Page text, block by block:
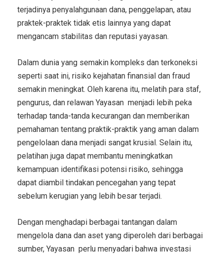
terjadinya penyalahgunaan dana, penggelapan, atau
praktek-praktek tidak etis lainnya yang dapat
mengancam stabilitas dan reputasi yayasan.
Dalam dunia yang semakin kompleks dan terkoneksi
seperti saat ini, risiko kejahatan finansial dan fraud
semakin meningkat. Oleh karena itu, melatih para staf,
pengurus, dan relawan Yayasan menjadi lebih peka
terhadap tanda-tanda kecurangan dan memberikan
pemahaman tentang praktik-praktik yang aman dalam
pengelolaan dana menjadi sangat krusial. Selain itu,
pelatihan juga dapat membantu meningkatkan
kemampuan identifikasi potensi risiko, sehingga
dapat diambil tindakan pencegahan yang tepat
sebelum kerugian yang lebih besar terjadi.
Dengan menghadapi berbagai tantangan dalam
mengelola dana dan aset yang diperoleh dari berbagai
sumber, Yayasan perlu menyadari bahwa investasi